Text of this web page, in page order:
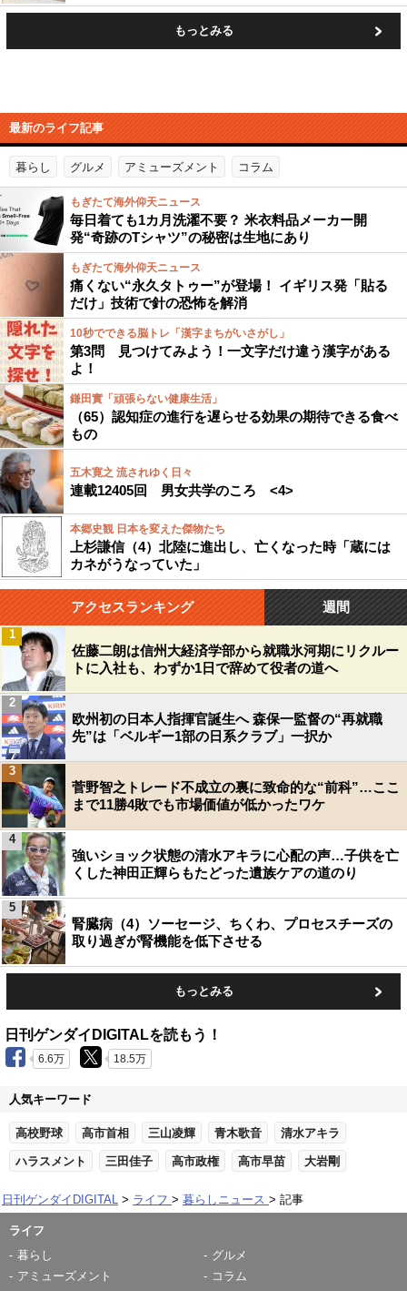
もっとみる
最新のライフ記事
暮らし グルメ アミューズメント コラム
もぎたて海外仰天ニュース
毎日着ても1カ月洗濯不要？ 米衣料品メーカー開
発“奇跡のTシャツ”の秘密は生地にあり
もぎたて海外仰天ニュース
痛くない“永久タトゥー”が登場！ イギリス発「貼る
だけ」技術で針の恐怖を解消
10秒でできる脳トレ「漢字まちがいさがし」
第3問 見つけてみよう！一文字だけ違う漢字がある
よ！
鎌田實「頑張らない健康生活」
（65）認知症の進行を遅らせる効果の期待できる食べ
もの
五木寛之 流されゆく日々
連載12405回 男女共学のころ <4>
本郷史観 日本を変えた傑物たち
上杉謙信（4）北陸に進出し、亡くなった時「蔵には
カネがうなっていた」
アクセスランキング 週間
佐藤二朗は信州大経済学部から就職氷河期にリクルー
トに入社も、わずか1日で辞めて役者の道へ
1
欧州初の日本人指揮官誕生へ 森保一監督の“再就職
先”は「ベルギー1部の日系クラブ」一択か
2
菅野智之トレード不成立の裏に致命的な“前科”…ここ
まで11勝4敗でも市場価値が低かったワケ
3
強いショック状態の清水アキラに心配の声…子供を亡
くした神田正輝らもたどった遺族ケアの道のり
4
腎臓病（4）ソーセージ、ちくわ、プロセスチーズの
取り過ぎが腎機能を低下させる
5
もっとみる
日刊ゲンダイDIGITALを読もう！
6.6万 18.5万
人気キーワード
高校野球 高市首相 三山凌輝 青木歌音 清水アキラ
ハラスメント 三田佳子 高市政権 高市早苗 大岩剛
日刊ゲンダイDIGITAL ライフ 暮らしニュース 記事
ライフ
暮らし
グルメ
アミューズメント
コラム